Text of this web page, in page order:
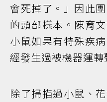
會死掉了。」因此
的頭部樣本。陳育
小鼠如果有特殊疾
經發生過被機器運轉
除了掃描過小鼠、